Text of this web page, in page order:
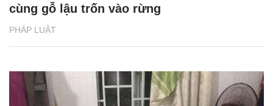
PHÁP LUẬT
cùng gỗ lậu trốn vào rừng